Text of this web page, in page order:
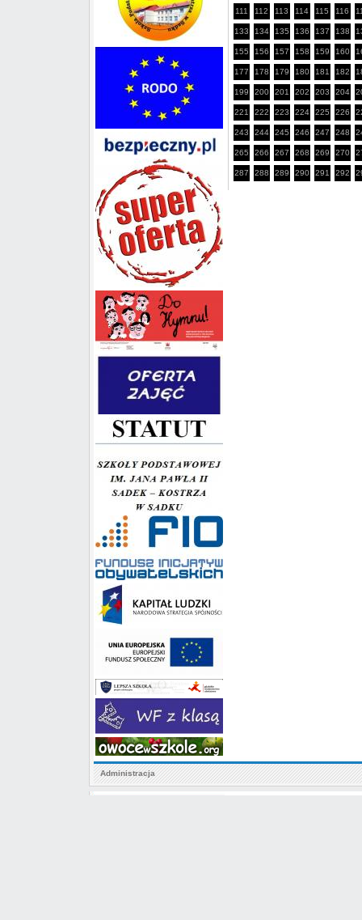
111 112 113 114 115 116
133 134 135 136 137 138
155 156 157 158 159 160
177 178 179 180 181 182
199 200 201 202 203 204
221 222 223 224 225 226
243 244 245 246 247 248
265 266 267 268 269 270
287 288 289 290 291 292
Administracja